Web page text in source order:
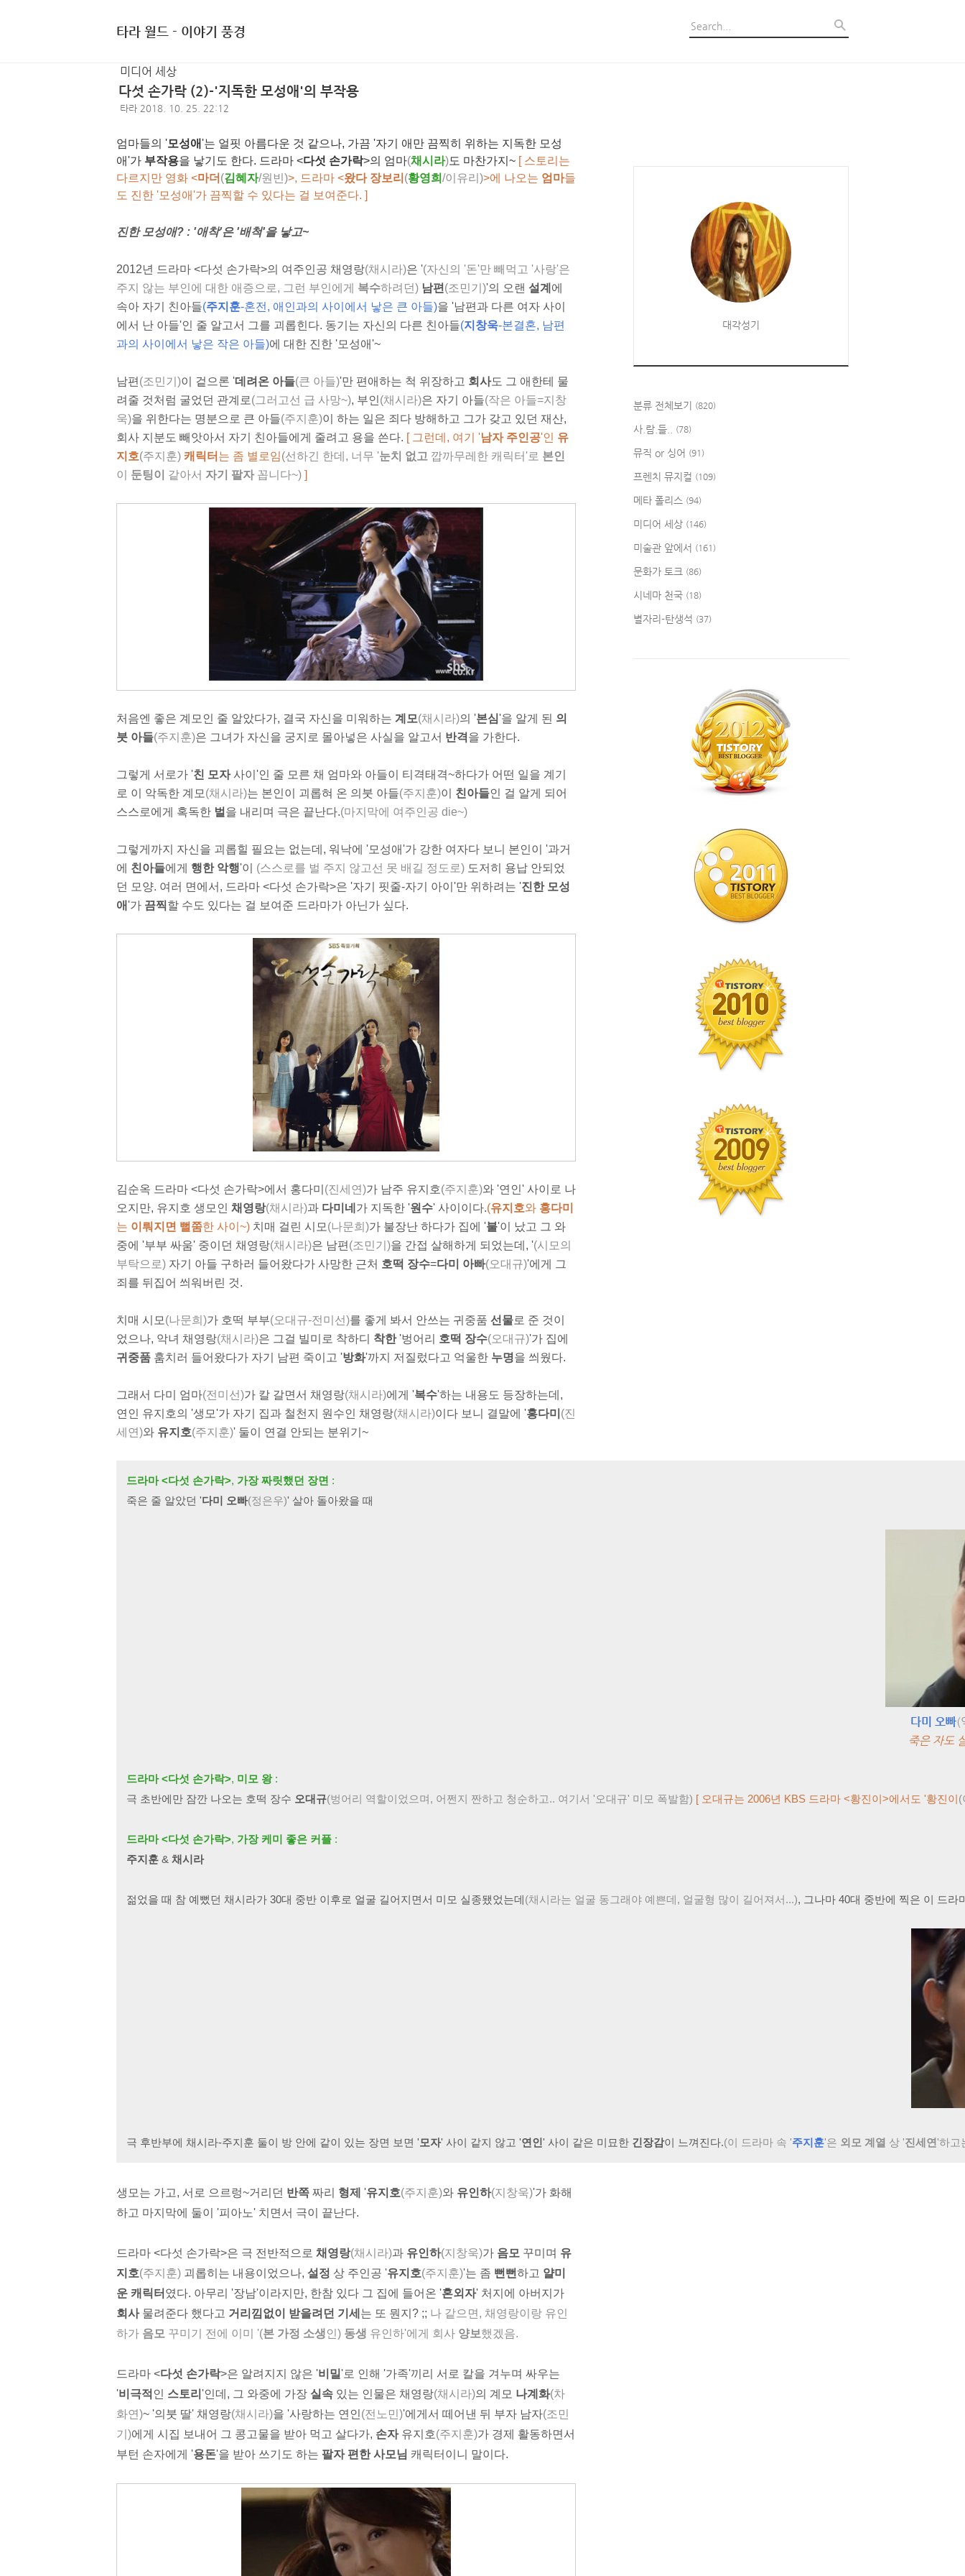
타라 월드 - 이야기 풍경
미디어 세상
다섯 손가락 (2)-'지독한 모성애'의 부작용
타라 2018. 10. 25. 22:12
엄마들의 '모성애'는 얼핏 아름다운 것 같으나, 가끔 '자기 애만 끔찍히 위하는 지독한 모성
애'가 부작용을 낳기도 한다. 드라마 <다섯 손가락>의 엄마(채시라)도 마찬가지~ [ 스토리는
다르지만 영화 <마더 (김혜자/원빈)>, 드라마 <왔다 장보리 (황영희 /이유리)>에 나오는 엄마들
도 진한 '모성애'가 끔찍할 수 있다는 걸 보여준다. ]
진한 모성애? : '애착'은 '배척'을 낳고~
2012년 드라마 <다섯 손가락>의 여주인공 채영랑(채시라)은 '(자신의 '돈'만 빼먹고 '사랑'은
주지 않는 부인에 대한 애증으로, 그런 부인에게 복수하려던) 남편 (조민기 )'의 오랜 설계 에
속아 자기 친아들(주지훈-혼전, 애인과의 사이에서 낳은 큰 아들)을 '남편과 다른 여자 사이
에서 난 아들'인 줄 알고서 그를 괴롭힌다. 동기는 자신의 다른 친아들(지창욱-본결혼, 남편
과의 사이에서 낳은 작은 아들)에 대한 진한 '모성애'~
남편 (조민기)이 겉으론 '데려온 아들(큰 아들)'만 편애하는 척 위장하고 회사도 그 애한테 물
려줄 것처럼 굴었던 관계로(그러고선 급 사망~), 부인 (채시라)은 자기 아들(작은 아들=지창
욱)을 위한다는 명분으로 큰 아들(주지훈)이 하는 일은 죄다 방해하고 그가 갖고 있던 재산,
회사 지분도 빼앗아서 자기 친아들에게 줄려고 용을 쓴다. [ 그런데, 여기 '남자 주인공'인 유
지호(주지훈) 캐릭터 는 좀 별로임(선하긴 한데, 너무 '눈치 없고 깝까무레한 캐릭터'로 본인
이 둔팅이 같아서 자기 팔자꼽니다~) ]
처음엔 좋은 계모인 줄 알았다가, 결국 자신을 미워하는 계모(채시라)의 '본심'을 알게 된 의
붓 아들(주지훈)은 그녀가 자신을 궁지로 몰아넣은 사실을 알고서 반격 을 가한다.
그렇게 서로가 '친 모자사이'인 줄 모른 채 엄마와 아들이 티격태격~하다가 어떤 일을 계기
로 이 악독한 계모 (채시라)는 본인이 괴롭혀 온 의붓 아들(주지훈)이 친아들인 걸 알게 되어
스스로에게 혹독한 벌 을 내리며 극은 끝난다.(마지막에 여주인공 die~)
그렇게까지 자신을 괴롭힐 필요는 없는데, 워낙에 '모성애'가 강한 여자다 보니 본인이 '과거
에 친아들에게 행한 악행'이 (스스로를 벌 주지 않고선 못 배길 정도로) 도저히 용납 안되었
던 모양. 여러 면에서, 드라마 <다섯 손가락>은 '자기 핏줄-자기 아이'만 위하려는 '진한 모성
애'가 끔찍할 수도 있다는 걸 보여준 드라마가 아닌가 싶다.
김순옥 드라마 <다섯 손가락>에서 홍다미 (진세연)가 남주 유지호(주지훈)와 '연인' 사이로 나
오지만, 유지호 생모인 채영랑(채시라)과 다미네 가 지독한 '원수' 사이이다.(유지호와 홍다미
는 이뤄지면 뻘쭘한 사이~) 치매 걸린 시모 (나문희)가 불장난 하다가 집에 '불'이 났고 그 와
중에 '부부 싸움' 중이던 채영랑(채시라)은 남편 (조민기)을 간접 살해하게 되었는데, '(시모의
부탁으로) 자기 아들 구하러 들어왔다가 사망한 근처 호떡 장수=다미 아빠(오대규)'에게 그
죄를 뒤집어 씌워버린 것.
치매 시모 (나문희)가 호떡 부부(오대규-전미선)를 좋게 봐서 안쓰는 귀중품 선물로 준 것이
었으나, 악녀 채영랑(채시라)은 그걸 빌미로 착하디 착한'벙어리 호떡 장수(오대규)'가 집에
귀중품 훔치러 들어왔다가 자기 남편 죽이고 '방화'까지 저질렀다고 억울한 누명을 씌웠다.
그래서 다미 엄마(전미선)가 칼 갈면서 채영랑(채시라)에게 '복수'하는 내용도 등장하는데,
연인 유지호의 '생모'가 자기 집과 철천지 원수인 채영랑(채시라)이다 보니 결말에 '홍다미 (진
세연)와 유지호(주지훈)' 둘이 연결 안되는 분위기~
드라마 <다섯 손가락>, 가장 짜릿했던 장면 :
죽은 줄 알았던 '다미 오빠(정은우)' 살아 돌아왔을 때
다미 오빠(
죽은 자도
드라마 <다섯 손가락>, 미모 왕:
극 초반에만 잠깐 나오는 호떡 장수 오대규(벙어리 역할이었으며, 어쩐지 짠하고 청순하고.. 여기서 '오대규' 미모 폭발함) [ 오대규는 2006년 KBS 드라마 <황진이>에서도 '황진이 (
드라마 <다섯 손가락>, 가장 케미 좋은 커플 :
주지훈 & 채시라
젊었을 때 참 예뻤던 채시라가 30대 중반 이후로 얼굴 길어지면서 미모 실종됐었는데 (채시라는 얼굴 동그래야 예쁜데, 얼굴형 많이 길어져서...), 그나마 40대 중반에 찍은 이 드
극 후반부에 채시라-주지훈 둘이 방 안에 같이 있는 장면 보면 '모자' 사이 같지 않고 '연인 ' 사이 같은 미묘한 긴장감이 느껴진다.(이 드라마 속 '주지훈'은 외모 계열 상 '진세연 '하고
생모는 가고, 서로 으르렁~거리던 반쪽 짜리 형제 '유지호(주지훈)와 유인하(지창욱)'가 화해
하고 마지막에 둘이 '피아노' 치면서 극이 끝난다.
드라마 <다섯 손가락>은 극 전반적으로 채영랑(채시라)과 유인하(지창욱)가 음모 꾸미며 유
지호(주지훈) 괴롭히는 내용이었으나, 설정 상 주인공 '유지호(주지훈)'는 좀 뻔뻔하고 얄미
운 캐릭터 였다. 아무리 '장남'이라지만, 한참 있다 그 집에 들어온 '혼외자' 처지에 아버지가
회사물려준다 했다고 거리낌없이 받을려던 기세 는 또 뭔지? ;; 나 같으면, 채영랑이랑 유인
하가 음모 꾸미기 전에 이미 '(본 가정 소생인) 동생 유인하'에게 회사 양보했겠음.
드라마 <다섯 손가락>은 알려지지 않은 '비밀'로 인해 '가족'끼리 서로 칼을 겨누며 싸우는
'비극적 인 스토리 '인데, 그 와중에 가장 실속 있는 인물은 채영랑(채시라)의 계모 나계화(차
화연)~ '의붓 딸' 채영랑(채시라)을 '사랑하는 연인 (전노민)'에게서 떼어낸 뒤 부자 남자(조민
기)에게 시집 보내어 그 콩고물을 받아 먹고 살다가, 손자유지호(주지훈)가 경제 활동하면서
부턴 손자에게 '용돈'을 받아 쓰기도 하는 팔자 편한 사모님 캐릭터이니 말이다.
대각성기
분류 전체보기 (820)
사.람.들.. (78)
뮤직 or 싱어 (91)
프렌치 뮤지컬 (109)
메타 폴리스 (94)
미디어 세상 (146)
미술관 앞에서 (161)
문화가 토크 (86)
시네마 천국 (18)
별자리-탄생석 (37)